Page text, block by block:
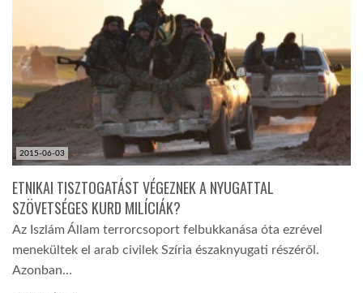
2015-06-03
ETNIKAI TISZTOGATÁST VÉGEZNEK A NYUGATTAL
SZÖVETSÉGES KURD MILÍCIÁK?
Az Iszlám Állam terrorcsoport felbukkanása óta ezrével
menekültek el arab civilek Szíria északnyugati részéről.
Azonban…